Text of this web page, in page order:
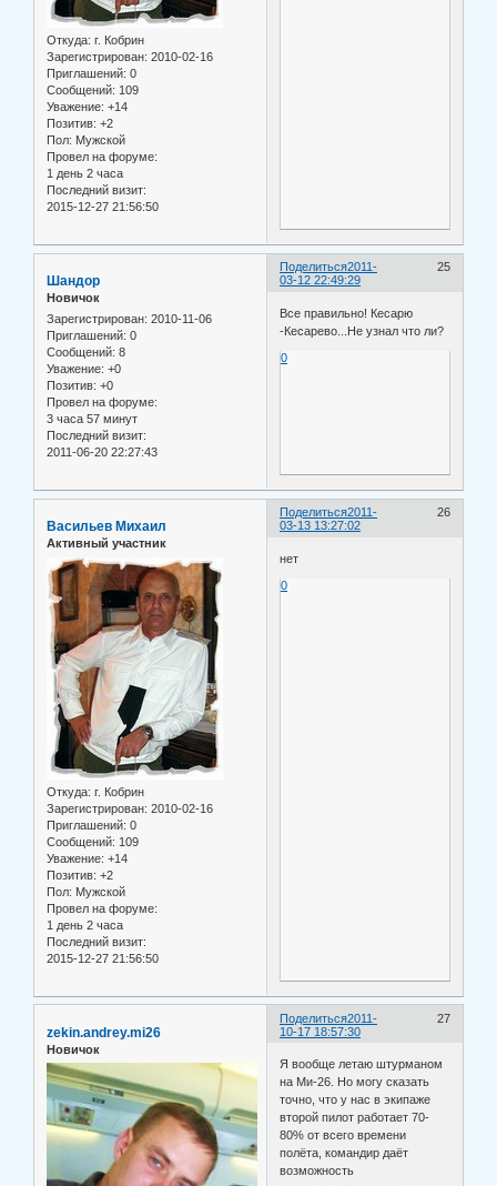
Откуда: г. Кобрин
Зарегистрирован: 2010-02-16
Приглашений: 0
Сообщений: 109
Уважение: +14
Позитив: +2
Пол: Мужской
Провел на форуме:
1 день 2 часа
Последний визит:
2015-12-27 21:56:50
Поделиться 25
2011-
03-12 22:49:29
Шандор
Новичок
Зарегистрирован: 2010-11-06
Приглашений: 0
Сообщений: 8
Уважение: +0
Позитив: +0
Провел на форуме:
3 часа 57 минут
Последний визит:
2011-06-20 22:27:43
Все правильно! Кесарю
-Кесарево...Не узнал что ли?
0
Поделиться 26
2011-
03-13 13:27:02
Васильев Михаил
Активный участник
Откуда: г. Кобрин
Зарегистрирован: 2010-02-16
Приглашений: 0
Сообщений: 109
Уважение: +14
Позитив: +2
Пол: Мужской
Провел на форуме:
1 день 2 часа
Последний визит:
2015-12-27 21:56:50
нет
0
Поделиться 27
2011-
10-17 18:57:30
zekin.andrey.mi26
Новичок
Я вообще летаю штурманом
на Ми-26. Но могу сказать
точно, что у нас в экипаже
второй пилот работает 70-
80% от всего времени
полёта, командир даёт
возможность